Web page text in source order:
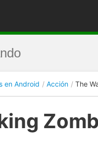
en Android Acción The